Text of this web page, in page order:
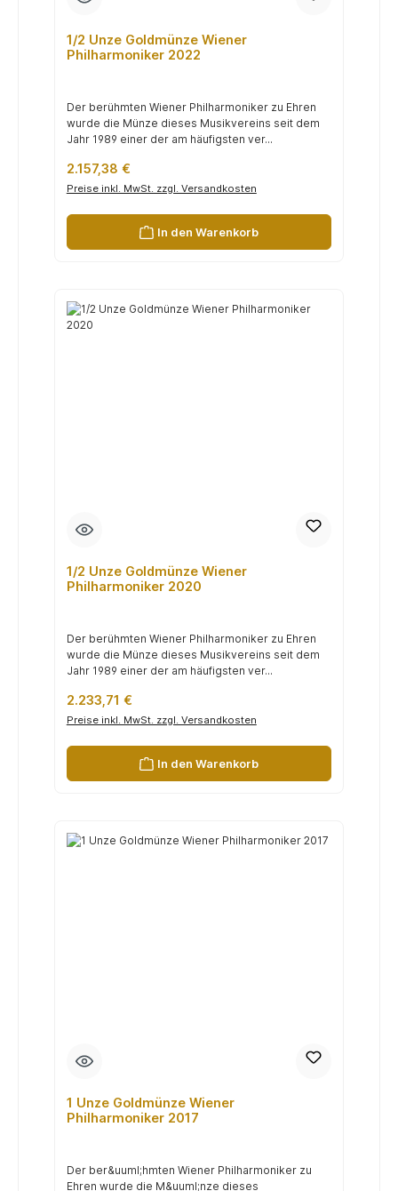
1/2 Unze Goldmünze Wiener
Philharmoniker 2022
Der berühmten Wiener Philharmoniker zu Ehren
wurde die Münze dieses Musikvereins seit dem
Jahr 1989 einer der am häufigsten ver...
Regulärer Preis:
2.157,38 €
Preise inkl. MwSt. zzgl. Versandkosten
In den Warenkorb
1/2 Unze Goldmünze Wiener
Philharmoniker 2020
Der berühmten Wiener Philharmoniker zu Ehren
wurde die Münze dieses Musikvereins seit dem
Jahr 1989 einer der am häufigsten ver...
Regulärer Preis:
2.233,71 €
Preise inkl. MwSt. zzgl. Versandkosten
In den Warenkorb
1 Unze Goldmünze Wiener
Philharmoniker 2017
Der ber&uuml;hmten Wiener Philharmoniker zu
Ehren wurde die M&uuml;nze dieses